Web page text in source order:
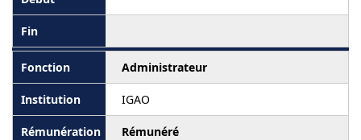
Administrateur
IGAO
Rémunéré